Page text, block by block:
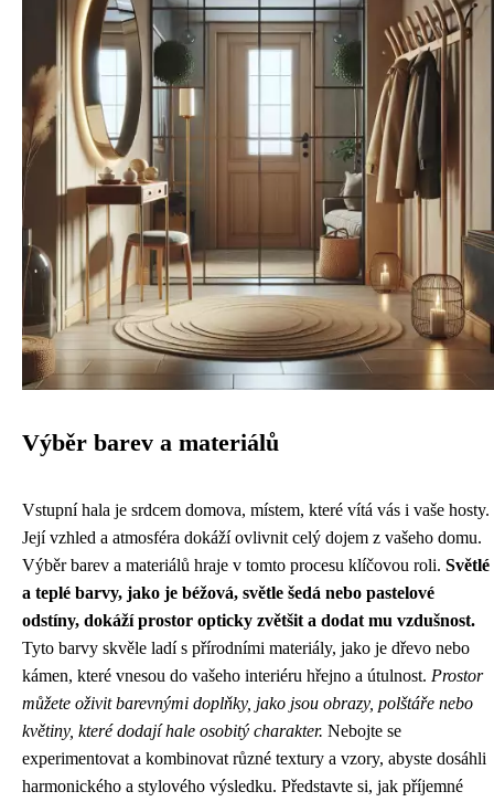
Výběr barev a materiálů
Vstupní hala je srdcem domova, místem, které vítá vás i vaše hosty.
Její vzhled a atmosféra dokáží ovlivnit celý dojem z vašeho domu.
Výběr barev a materiálů hraje v tomto procesu klíčovou roli. Světlé
a teplé barvy, jako je béžová, světle šedá nebo pastelové
odstíny, dokáží prostor opticky zvětšit a dodat mu vzdušnost.
Tyto barvy skvěle ladí s přírodními materiály, jako je dřevo nebo
kámen, které vnesou do vašeho interiéru hřejno a útulnost. Prostor
můžete oživit barevnými doplňky, jako jsou obrazy, polštáře nebo
květiny, které dodají hale osobitý charakter. Nebojte se
experimentovat a kombinovat různé textury a vzory, abyste dosáhli
harmonického a stylového výsledku. Představte si, jak příjemné